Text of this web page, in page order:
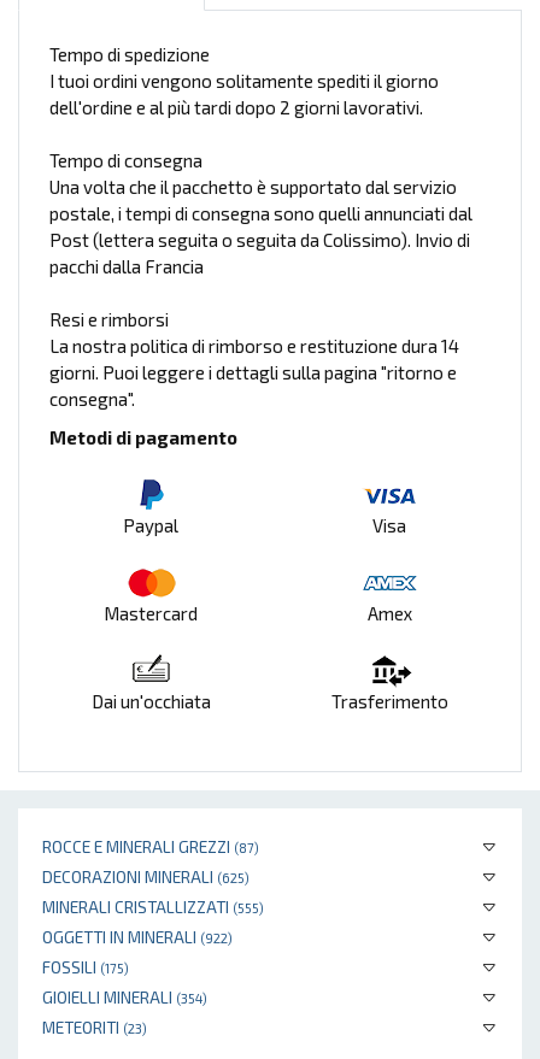
ROCCE E MINERALI GREZZI (87)
DECORAZIONI MINERALI (625)
MINERALI CRISTALLIZZATI (555)
OGGETTI IN MINERALI (922)
FOSSILI (175)
GIOIELLI MINERALI (354)
METEORITI (23)
Tempo di spedizione
I tuoi ordini vengono solitamente spediti il giorno
dell'ordine e al più tardi dopo 2 giorni lavorativi.
Tempo di consegna
Una volta che il pacchetto è supportato dal servizio
postale, i tempi di consegna sono quelli annunciati dal
Post (lettera seguita o seguita da Colissimo). Invio di
pacchi dalla Francia
Resi e rimborsi
La nostra politica di rimborso e restituzione dura 14
giorni. Puoi leggere i dettagli sulla pagina "ritorno e
consegna".
Metodi di pagamento
Paypal Visa
Mastercard Amex
Dai un'occhiata Trasferimento